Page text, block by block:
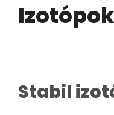
Izotópok
Stabil